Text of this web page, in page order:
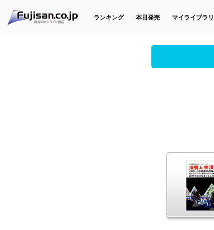
ランキング 本日発売 マイライブラリ